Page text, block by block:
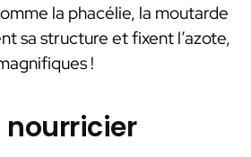
la phacélie, la moutarde
sa structure et fixent l’azote,
!